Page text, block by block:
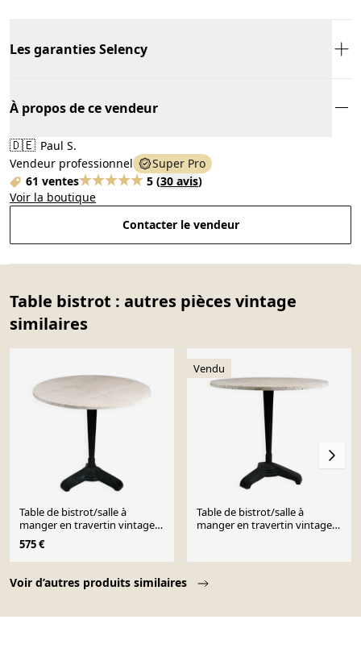
Les garanties Selency
À propos de ce vendeur
🇩🇪 Paul S.
Vendeur professionnel
Super Pro
61 ventes
5 (30 avis)
Voir la boutique
Contacter le vendeur
Table bistrot : autres pièces vintage
similaires
Voir d’autres produits similaires
Table de bistrot/salle à
manger en travertin vintage
avec base en métal. (B)
575 €
Vendu
Table de bistrot/salle à
manger en travertin vintage,